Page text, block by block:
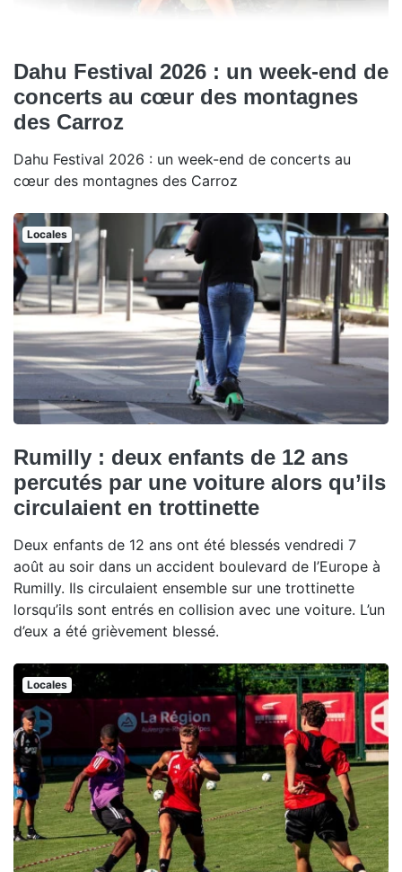
Dahu Festival 2026 : un week-end de
concerts au cœur des montagnes
des Carroz
Dahu Festival 2026 : un week-end de concerts au
cœur des montagnes des Carroz
Locales
Rumilly : deux enfants de 12 ans
percutés par une voiture alors qu’ils
circulaient en trottinette
Deux enfants de 12 ans ont été blessés vendredi 7
août au soir dans un accident boulevard de l’Europe à
Rumilly. Ils circulaient ensemble sur une trottinette
lorsqu’ils sont entrés en collision avec une voiture. L’un
d’eux a été grièvement blessé.
Locales